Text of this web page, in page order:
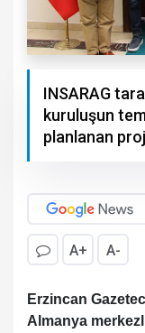
INSARAG
kuruluşun
planlanan
A+ A-
Erzincan
Almanya